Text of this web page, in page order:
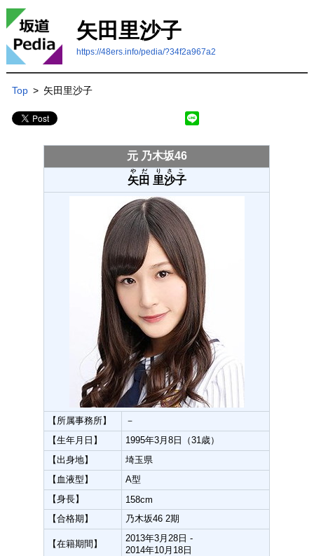
矢田里沙子
https://48ers.info/pedia/?34f2a967a2
Top > 矢田里沙子
元 乃木坂46
矢田
やだ
里沙子
りさこ
【所属事務所】
－
【生年月日】
1995年3月8日（31歳）
【出身地】
埼玉県
【血液型】
A型
【身長】
158cm
【合格期】
乃木坂46 2期
【在籍期間】
2013年3月28日 -
2014年10月18日